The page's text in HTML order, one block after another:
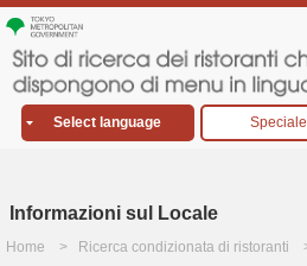
Select language Speciale
Informazioni sul Locale
Home Ricerca condizionata di ristoranti